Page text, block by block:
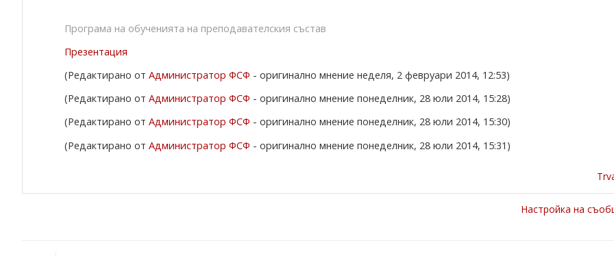
Програма на обученията на преподавателския състав
Презентация
(Редактирано от Администратор ФСФ - оригинално мнение неделя, 2 февруари 2014, 12:53)
(Редактирано от Администратор ФСФ - оригинално мнение понеделник, 28 юли 2014, 15:28)
(Редактирано от Администратор ФСФ - оригинално мнение понеделник, 28 юли 2014, 15:30)
(Редактирано от Администратор ФСФ - оригинално мнение понеделник, 28 юли 2014, 15:31)
Настройка на